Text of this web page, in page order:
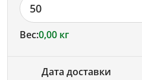
50
Вес:0,00 кг
Дата доставки